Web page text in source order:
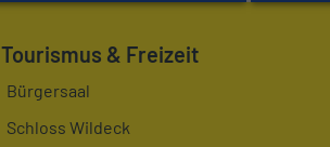
Tourismus & Freizeit
Bürgersaal
Schloss Wildeck